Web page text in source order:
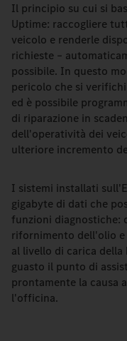
Il principio su cui si
Uptime: raccogliere
veicolo e renderle
richieste –
possibile. In questo
pericolo che si
ed è possibile
di riparazione in
dell'operatività dei
ulteriore incremento
I sistemi installati
gigabyte di dati che
funzioni diagnostiche:
rifornimento dell'olio
al livello di carica
guasto il punto di
prontamente la causa
l'officina.